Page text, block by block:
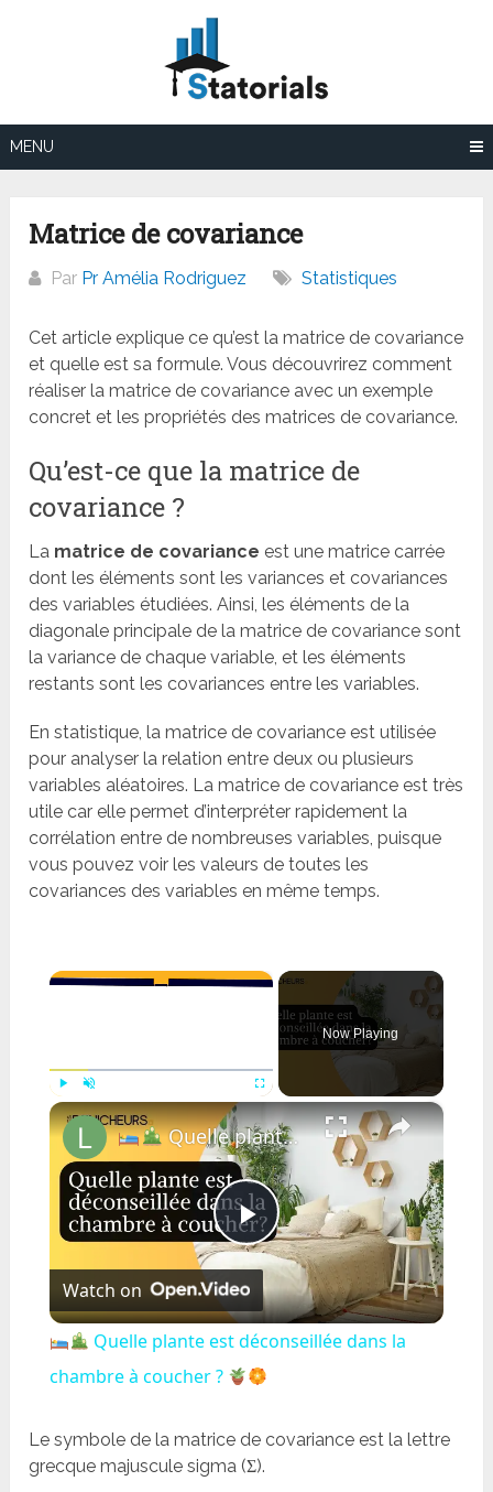
MENU
Matrice de covariance
Par Pr Amélia Rodriguez Statistiques
Cet article explique ce qu’est la matrice de covariance
et quelle est sa formule. Vous découvrirez comment
réaliser la matrice de covariance avec un exemple
concret et les propriétés des matrices de covariance.
Qu’est-ce que la matrice de
covariance ?
La matrice de covariance est une matrice carrée
dont les éléments sont les variances et covariances
des variables étudiées. Ainsi, les éléments de la
diagonale principale de la matrice de covariance sont
la variance de chaque variable, et les éléments
restants sont les covariances entre les variables.
En statistique, la matrice de covariance est utilisée
pour analyser la relation entre deux ou plusieurs
variables aléatoires. La matrice de covariance est très
utile car elle permet d’interpréter rapidement la
corrélation entre de nombreuses variables, puisque
vous pouvez voir les valeurs de toutes les
covariances des variables en même temps.
×
Now Playing
×
Play
Video
​ ​Quelle plante est déconseillée dans la chambre à coucher ?
Watch on
​ ​Quelle plante est déconseillée dans la
chambre à coucher ?
Le symbole de la matrice de covariance est la lettre
grecque majuscule sigma (Σ).